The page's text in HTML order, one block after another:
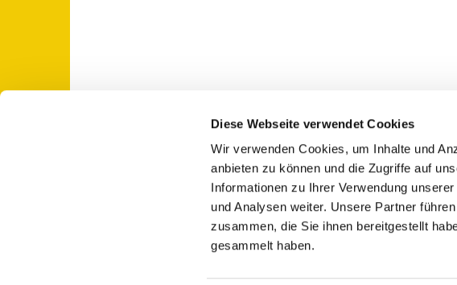
Diese Webseite verwendet Cookies
Wir verwenden Cookies, um Inhalte und
anbieten zu können und die Zugriffe auf
Informationen zu Ihrer Verwendung
und Analysen weiter. Unsere Partner
zusammen, die Sie ihnen bereitgestellt
gesammelt haben.
St. Otto: Katholische Kirche Usedom-Anklam-